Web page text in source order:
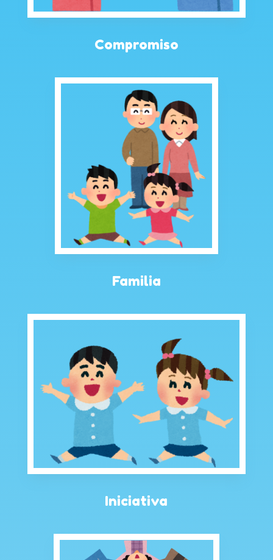
Compromiso
Familia
Iniciativa